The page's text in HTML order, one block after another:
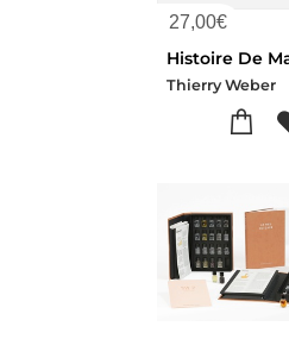
27,00€
Thierry Weber